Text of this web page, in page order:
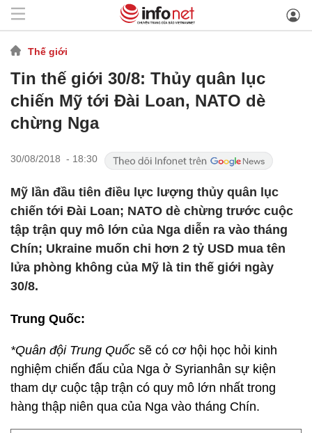
Thế giới
Tin thế giới 30/8: Thủy quân lục
chiến Mỹ tới Đài Loan, NATO dè
chừng Nga
30/08/2018 - 18:30
Mỹ lần đầu tiên điều lực lượng thủy quân lục
chiến tới Đài Loan; NATO dè chừng trước cuộc
tập trận quy mô lớn của Nga diễn ra vào tháng
Chín; Ukraine muốn chi hơn 2 tỷ USD mua tên
lửa phòng không của Mỹ là tin thế giới ngày
30/8.
Trung Quốc:
*Quân đội Trung Quốc sẽ có cơ hội học hỏi kinh
nghiệm chiến đấu của Nga ở Syrianhân sự kiện
tham dự cuộc tập trận có quy mô lớn nhất trong
hàng thập niên qua của Nga vào tháng Chín.